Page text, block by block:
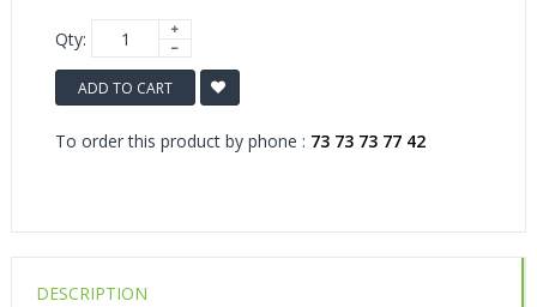
Qty:
ADD TO CART
To order this product by phone : 73 73 73 77 42
DESCRIPTION